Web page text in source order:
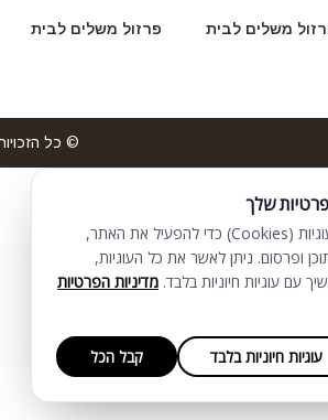
משלים לבית פרזול משלים לבית
© כל
שלך
אתר זה עושה שימוש בעוגיות (Cookies) כדי להפעיל את האתר,
ופרסום. ניתן לאשר את כל העוגיות,
עם עוגיות חיוניות בלבד. מדיניות הפרטיות
עוגיות חיוניות בלבד קבל הכל